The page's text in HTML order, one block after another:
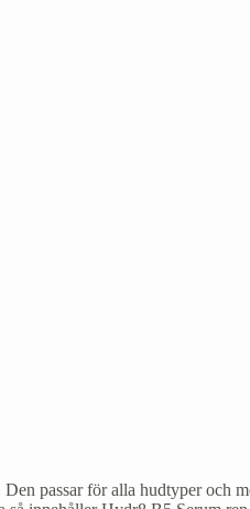
passar för alla hudtyper och